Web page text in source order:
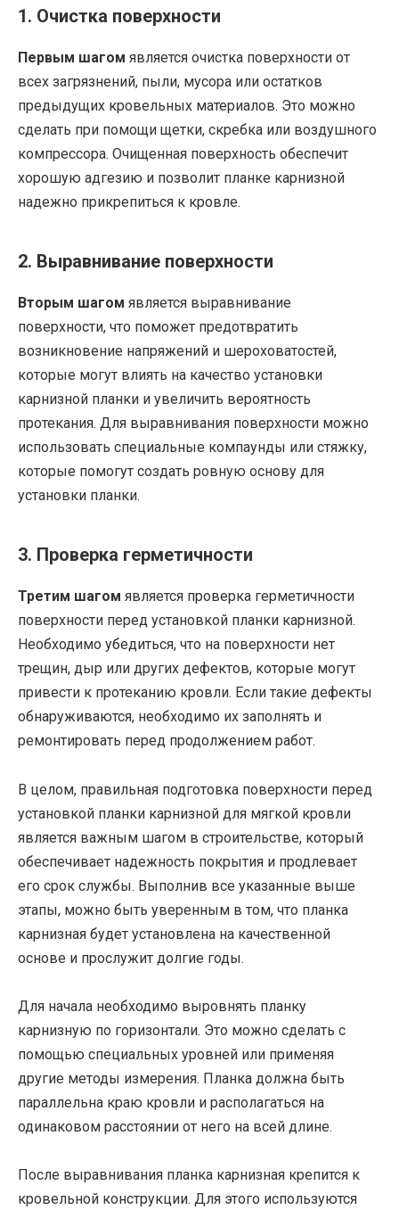
1. Очистка поверхности
Первым шагом является очистка поверхности от
всех загрязнений, пыли, мусора или остатков
предыдущих кровельных материалов. Это можно
сделать при помощи щетки, скребка или воздушного
компрессора. Очищенная поверхность обеспечит
хорошую адгезию и позволит планке карнизной
надежно прикрепиться к кровле.
2. Выравнивание поверхности
Вторым шагом является выравнивание
поверхности, что поможет предотвратить
возникновение напряжений и шероховатостей,
которые могут влиять на качество установки
карнизной планки и увеличить вероятность
протекания. Для выравнивания поверхности можно
использовать специальные компаунды или стяжку,
которые помогут создать ровную основу для
установки планки.
3. Проверка герметичности
Третим шагом является проверка герметичности
поверхности перед установкой планки карнизной.
Необходимо убедиться, что на поверхности нет
трещин, дыр или других дефектов, которые могут
привести к протеканию кровли. Если такие дефекты
обнаруживаются, необходимо их заполнять и
ремонтировать перед продолжением работ.
В целом, правильная подготовка поверхности перед
установкой планки карнизной для мягкой кровли
является важным шагом в строительстве, который
обеспечивает надежность покрытия и продлевает
его срок службы. Выполнив все указанные выше
этапы, можно быть уверенным в том, что планка
карнизная будет установлена на качественной
основе и прослужит долгие годы.
Для начала необходимо выровнять планку
карнизную по горизонтали. Это можно сделать с
помощью специальных уровней или применяя
другие методы измерения. Планка должна быть
параллельна краю кровли и располагаться на
одинаковом расстоянии от него на всей длине.
После выравнивания планка карнизная крепится к
кровельной конструкции. Для этого используются